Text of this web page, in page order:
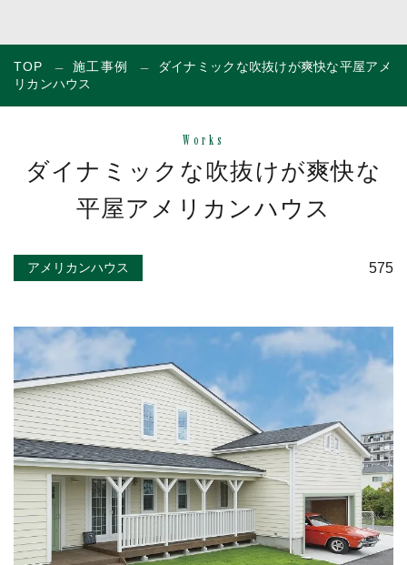
TOP 施工事例
ダイナミックな吹抜けが爽快な平屋アメ
リカンハウス
Works
ダイナミックな吹抜けが爽快な
平屋アメリカンハウス
アメリカンハウス 575